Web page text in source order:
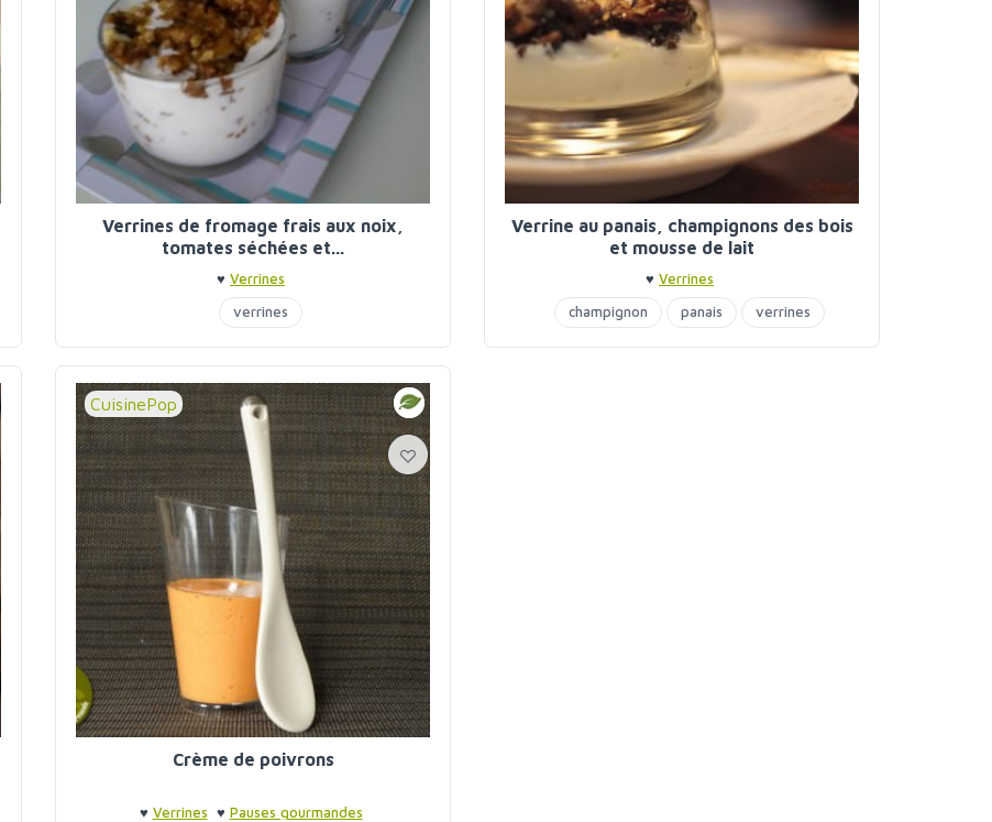
Verrines de fromage frais aux noix,
tomates séchées et...
♥ Verrines
verrines
Verrine au panais, champignons des bois
et mousse de lait
♥ Verrines
champignon
panais verrines
CuisinePop
Crème de poivrons
♥ Verrines ♥ Pauses gourmandes